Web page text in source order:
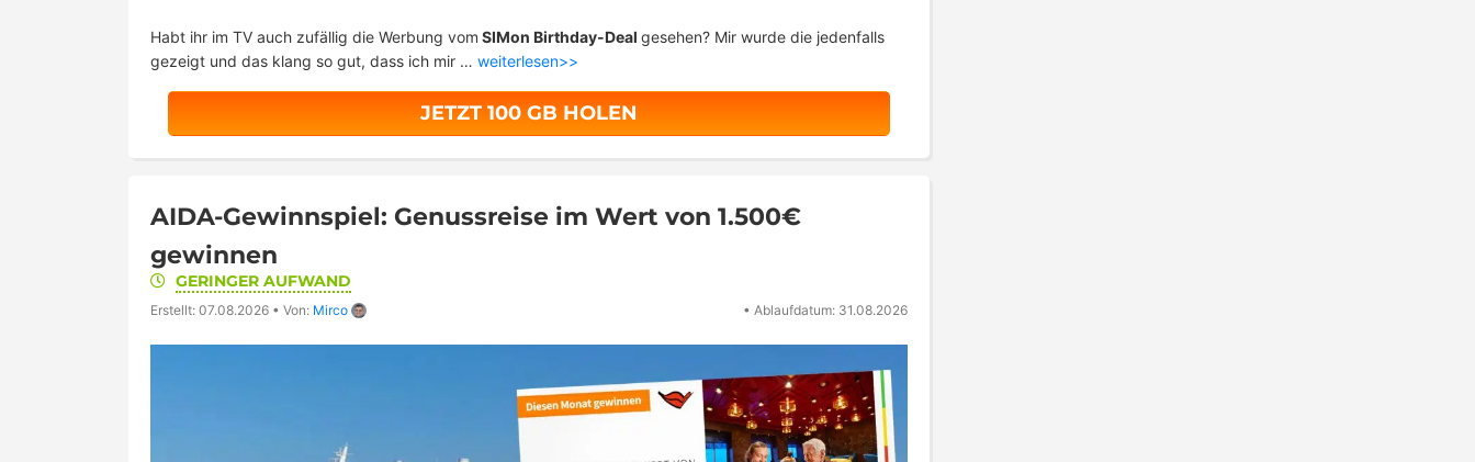
Habt ihr im TV auch zufällig die Werbung vom SIMon Birthday-Deal gesehen? Mir wurde die jedenfalls
gezeigt und das klang so gut, dass ich mir … weiterlesen>>
JETZT 100 GB HOLEN
AIDA-Gewinnspiel: Genussreise im Wert von 1.500€
gewinnen
GERINGER AUFWAND
Erstellt: 07.08.2026 • Von: Mirco • Ablaufdatum: 31.08.2026